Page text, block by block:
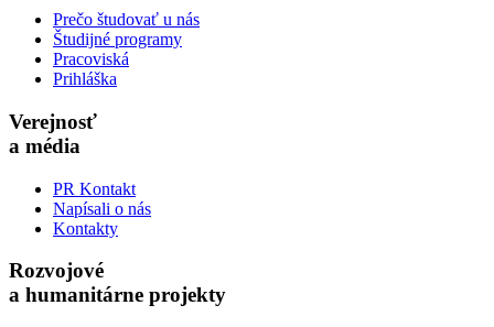
Prečo študovať u nás
Študijné programy
Pracoviská
Prihláška
Verejnosť
a média
PR Kontakt
Napísali o nás
Kontakty
Rozvojové
a humanitárne projekty